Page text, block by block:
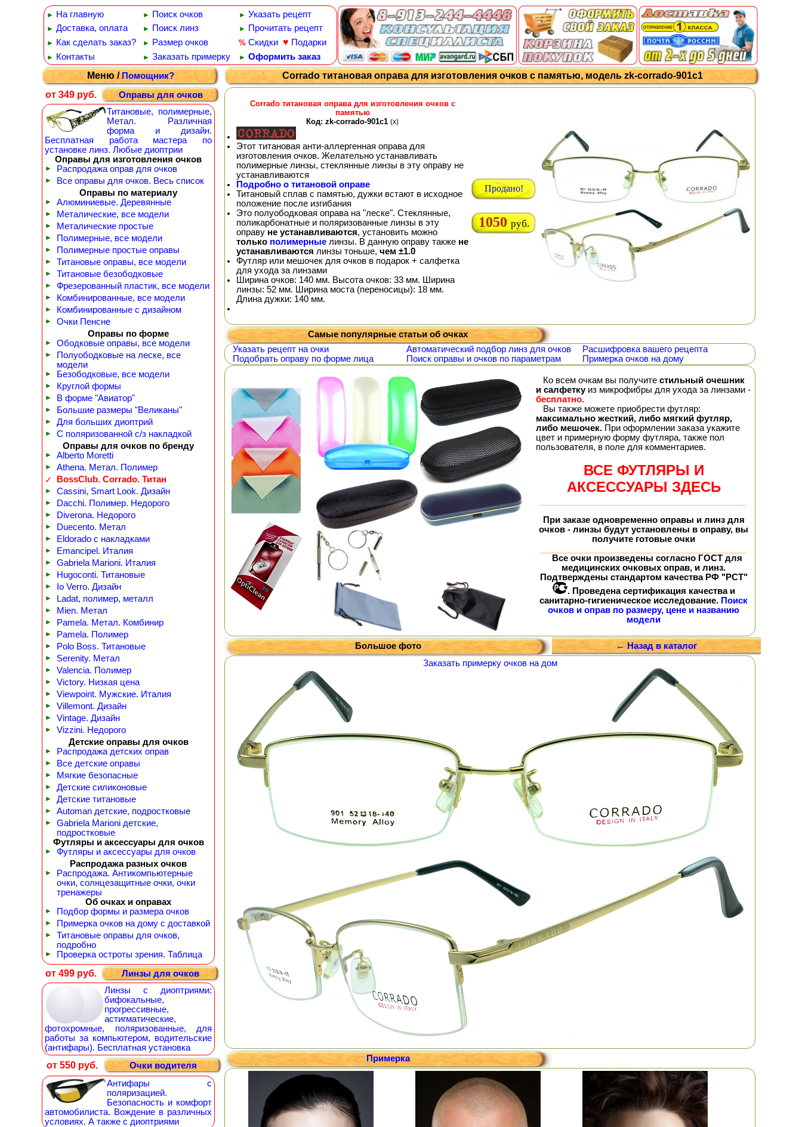
► На главную ► Поиск очков ► Указать рецепт
► Доставка, оплата ► Поиск линз ► Прочитать рецепт
► Как сделать заказ? ► Размер очков % Скидки ♥ Подарки
► Контакты ► Заказать примерку ► Оформить заказ
Меню /Помощник?
от 349 руб.
Оправы для очков
Титановые, полимерные,
Метал. Различная
форма и дизайн.
Бесплатная работа мастера по
установке линз. Любые диоптрии
Оправы для изготовления очков
► Распродажа оправ для очков
►
Все оправы для очков. Весь список
Оправы по материалу
► Алюминиевые. Деревянные
► Металические, все модели
► Металические простые
► Полимерные, все модели
► Полимерные простые оправы
► Титановые оправы, все модели
► Титановые безободковые
► Фрезерованный пластик, все модели
► Комбинированные, все модели
► Комбинированные с дизайном
►
Очки Пенсне
Оправы по форме
► Ободковые оправы, все модели
►
Полуободковые на леске, все
модели
► Безободковые, все модели
► Круглой формы
► В форме "Авиатор"
► Большие размеры "Великаны"
► Для больших диоптрий
►
С поляризованной с/з накладкой
Оправы для очков по бренду
► Alberto Moretti
►
Athena. Метал. Полимер
✓
BossClub. Corrado. Титан
► Cassini, Smart Look. Дизайн
► Dacchi. Полимер. Недорого
► Diverona. Недорого
► Duecento. Метал
► Eldorado с накладками
► Emancipel. Италия
► Gabriela Marioni. Италия
► Hugoconti. Титановые
► Io Verro. Дизайн
► Ladat, полимер, металл
► Mien. Метал
► Pamela. Метал. Комбинир
► Pamela. Полимер
► Polo Boss. Титановые
► Serenity. Метал
► Valencia. Полимер
► Victory. Низкая цена
► Viewpoint. Мужские. Италия
► Villemont. Дизайн
► Vintage. Дизайн
►
Vizzini. Недорого
Детские оправы для очков
► Распродажа детских оправ
► Все детские оправы
► Мягкие безопасные
► Детские силиконовые
► Детские титановые
► Automan детские, подростковые
►
Gabriela Marioni детские,
подростковые
Футляры и аксессуары для очков
►
Футляры и аксессуары для очков
Распродажа разных очков
►
Распродажа. Антикомпьютерные
очки, солнцезащитные очки, очки
тренажеры
Об очках и оправах
► Подбор формы и размера очков
► Примерка очков на дому с доставкой
►
Титановые оправы для очков,
подробно
► Проверка остроты зрения. Таблица
от 499 руб.
Линзы для очков
Линзы с диоптриями:
бифокальные,
прогрессивные,
астигматические,
фотохромные, поляризованные, для
работы за компьютером, водительские
(антифары). Бесплатная установка
от 550 руб.
Очки водителя
Антифары с
поляризацией.
Безопасность и комфорт
автомобилиста. Вождение в различных
условиях. А также с диоптриями
Corrado титановая оправа для изготовления очков с памятью, модель zk-corrado-901c1
Corrado титановая оправа для изготовления очков с
памятью
Код: zk-corrado-901c1 (x)
Этот титановая анти-аллергенная оправа для
изготовления очков. Желательно устанавливать
полимерные линзы, стеклянные линзы в эту оправу не
устанавливаются
Подробно о титановой оправе
Титановый сплав с памятью, дужки встают в исходное
положение после изгибания
Это полуободковая оправа на "леске". Стеклянные,
поликарбонатные и поляризованные линзы в эту
оправу не устанавливаются, установить можно
только полимерные линзы. В данную оправу также не
устанавливаются линзы тоньше, чем ±1.0
Футляр или мешочек для очков в подарок + салфетка
для ухода за линзами
Ширина очков: 140 мм. Высота очков: 33 мм. Ширина
линзы: 52 мм. Ширина моста (переносицы): 18 мм.
Длина дужки: 140 мм.
Продано!
1050 руб.
Самые популярные статьи об очках
Указать рецепт на очки
Автоматический подбор линз для очков
Расшифровка вашего рецепта
Подобрать оправу по форме лица
Поиск оправы и очков по параметрам Примерка очков на дому
Ко всем очкам вы получите стильный очешник
и салфеткуиз микрофибры для ухода за линзами -
бесплатно.
Вы также можете приобрести футляр:
максимально жесткий, либо мягкий футляр,
либо мешочек. При оформлении заказа укажите
цвет и примерную форму футляра, также пол
пользователя, в поле для комментариев.
ВСЕ ФУТЛЯРЫ И
АКСЕССУАРЫ ЗДЕСЬ
При заказе одновременнооправы и линз для
очков - линзы будут установлены в оправу, вы
получите готовые очки
Все очки произведены согласно ГОСТ для
медицинских очковых оправ, и линз.
Подтверждены стандартом качества РФ "РСТ"
. Проведена сертификация качества и
санитарно-гигиеническое исследование. Поиск
очков и оправ по размеру, цене и названию
модели
Большое фото
← Назад в каталог
Заказать примерку очков на дом
Примерка